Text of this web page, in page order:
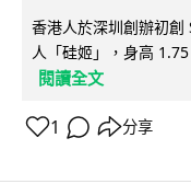
香港人於深圳創辦初
人「硅姬」，身高
閱讀全文
1 分享